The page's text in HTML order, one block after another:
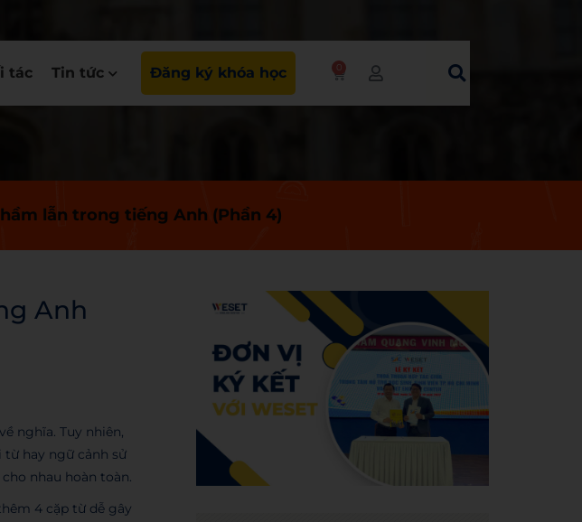
tác Tin tức Đăng ký khóa học 0
lẫn trong tiếng Anh (Phần 4)
Anh
nghĩa. Tuy nhiên,
hay ngữ cảnh sử
nhau hoàn toàn.
4 cặp từ dễ gây